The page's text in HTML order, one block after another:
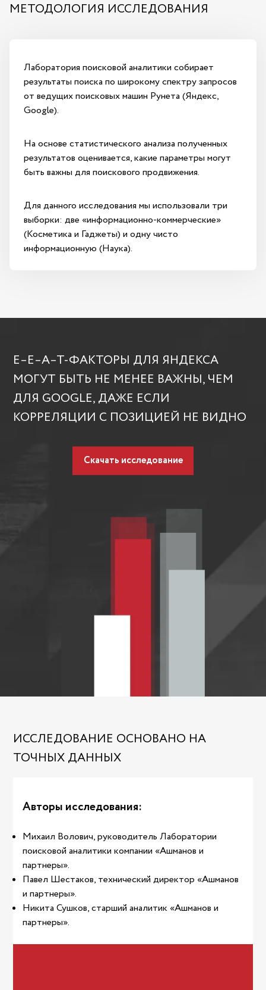
МЕТОДОЛОГИЯ ИССЛЕДОВАНИЯ
Лаборатория поисковой аналитики собирает
результаты поиска по широкому спектру запросов
от ведущих поисковых машин Рунета (Яндекс,
Google).
На основе статистического анализа полученных
результатов оценивается, какие параметры могут
быть важны для поискового продвижения.
Для данного исследования мы использовали три
выборки: две «информационно-коммерческие»
(Косметика и Гаджеты) и одну чисто
информационную (Наука).
E–E–A–T-ФАКТОРЫ ДЛЯ ЯНДЕКСА
МОГУТ БЫТЬ НЕ МЕНЕЕ ВАЖНЫ, ЧЕМ
ДЛЯ GOOGLE, ДАЖЕ ЕСЛИ
КОРРЕЛЯЦИИ С ПОЗИЦИЕЙ НЕ ВИДНО
Скачать исследование
ИССЛЕДОВАНИЕ ОСНОВАНО НА
ТОЧНЫХ ДАННЫХ
Авторы исследования:
Михаил Волович, руководитель Лаборатории
поисковой аналитики компании «Ашманов и
партнеры».
Павел Шестаков, технический директор «Ашманов
и партнеры».
Никита Сушков, старший аналитик «Ашманов и
партнеры».